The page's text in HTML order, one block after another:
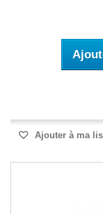
Ajouter à ma